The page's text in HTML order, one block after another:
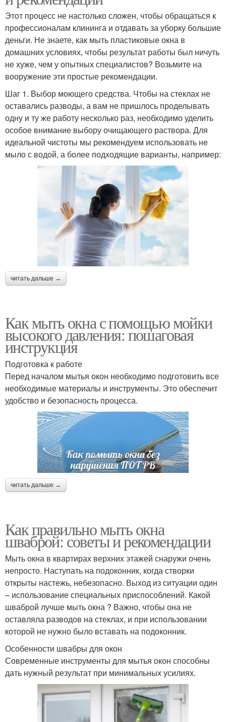
Этот процесс не настолько сложен, чтобы обращаться к
профессионалам клининга и отдавать за уборку большие
деньги. Не знаете, как мыть пластиковые окна в
домашних условиях, чтобы результат работы был ничуть
не хуже, чем у опытных специалистов? Возьмите на
вооружение эти простые рекомендации.
Шаг 1. Выбор моющего средства. Чтобы на стеклах не
оставались разводы, а вам не пришлось проделывать
одну и ту же работу несколько раз, необходимо уделить
особое внимание выбору очищающего раствора. Для
идеальной чистоты мы рекомендуем использовать не
мыло с водой, а более подходящие варианты, например:
читать дальше →
Как мыть окна с помощью мойки
высокого давления: пошаговая
инструкция
Подготовка к работе
Перед началом мытья окон необходимо подготовить все
необходимые материалы и инструменты. Это обеспечит
удобство и безопасность процесса.
читать дальше →
Как правильно мыть окна
шваброй: советы и рекомендации
Мыть окна в квартирах верхних этажей снаружи очень
непросто. Наступать на подоконник, когда створки
открыты настежь, небезопасно. Выход из ситуации один
– использование специальных приспособлений. Какой
шваброй лучше мыть окна ? Важно, чтобы она не
оставляла разводов на стеклах, и при использовании
которой не нужно было вставать на подоконник.
Особенности швабры для окон
Современные инструменты для мытья окон способны
дать нужный результат при минимальных усилиях.